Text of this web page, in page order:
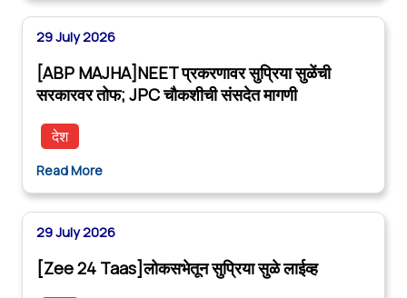
29 July 2026
[ABP MAJHA]NEET प्रकरणावर सुप्रिया सुळेंची
सरकारवर तोफ; JPC चौकशीची संसदेत मागणी
देश
Read More
29 July 2026
[Zee 24 Taas]लोकसभेतून सुप्रिया सुळे लाईव्ह